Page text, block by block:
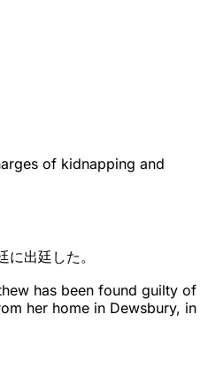
of kidnapping and
出廷した。
has been found guilty of
her home in Dewsbury, in